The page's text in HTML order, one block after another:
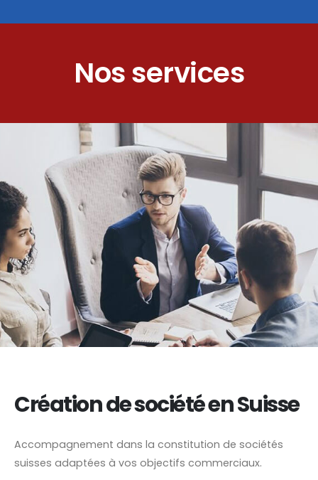
Nos services
Création de société en Suisse
Accompagnement dans la constitution de sociétés
suisses adaptées à vos objectifs commerciaux.